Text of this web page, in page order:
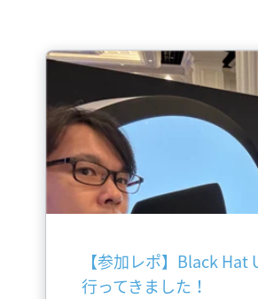
【参加レポ】Black Hat
行ってきました！